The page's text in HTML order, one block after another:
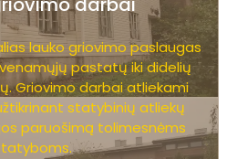
lauko griovimo paslaugas
pastatų iki didelių
Griovimo darbai atliekami
statybinių atliekų
paruošimą tolimesnėms